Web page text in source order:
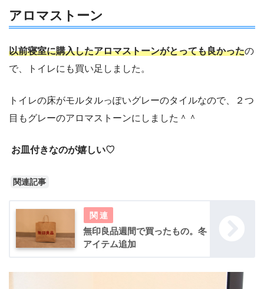
アロマストーン
以前寝室に購入したアロマストーンがとっても良かったの
で、トイレにも買い足しました。
トイレの床がモルタルっぽいグレーのタイルなので、２つ
目もグレーのアロマストーンにしました＾＾
お皿付きなのが嬉しい♡
関連記事
無印良品週間で買ったもの。冬
アイテム追加